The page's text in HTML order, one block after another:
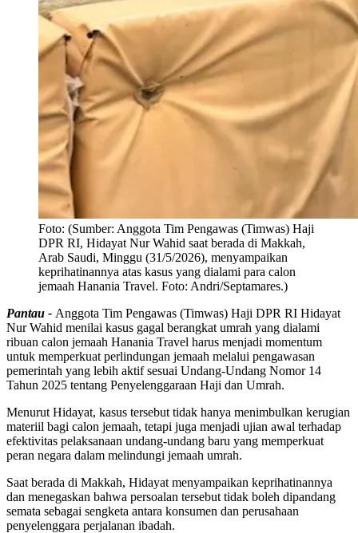
Foto: (Sumber: Anggota Tim Pengawas (Timwas) Haji
DPR RI, Hidayat Nur Wahid saat berada di Makkah,
Arab Saudi, Minggu (31/5/2026), menyampaikan
keprihatinannya atas kasus yang dialami para calon
jemaah Hanania Travel. Foto: Andri/Septamares.)
Pantau - Anggota Tim Pengawas (Timwas) Haji DPR RI Hidayat
Nur Wahid menilai kasus gagal berangkat umrah yang dialami
ribuan calon jemaah Hanania Travel harus menjadi momentum
untuk memperkuat perlindungan jemaah melalui pengawasan
pemerintah yang lebih aktif sesuai Undang-Undang Nomor 14
Tahun 2025 tentang Penyelenggaraan Haji dan Umrah.
Menurut Hidayat, kasus tersebut tidak hanya menimbulkan kerugian
materiil bagi calon jemaah, tetapi juga menjadi ujian awal terhadap
efektivitas pelaksanaan undang-undang baru yang memperkuat
peran negara dalam melindungi jemaah umrah.
Saat berada di Makkah, Hidayat menyampaikan keprihatinannya
dan menegaskan bahwa persoalan tersebut tidak boleh dipandang
semata sebagai sengketa antara konsumen dan perusahaan
penyelenggara perjalanan ibadah.